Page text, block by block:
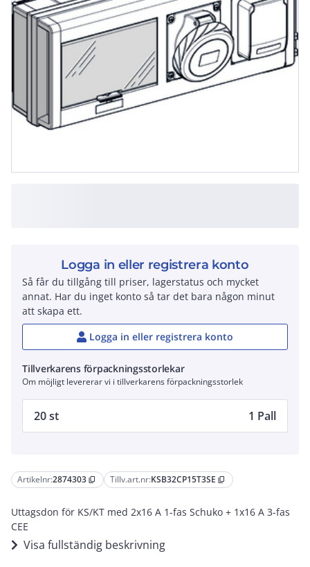
Artikelnr:2874303 content_copy Tillv.art.nr:KSB32CP15T3SE content_copy
Uttagsdon för KS/KT med 2x16 A 1-fas Schuko + 1x16 A 3-fas
CEE
Visa fullständig beskrivning
Logga in eller registrera konto
Så får du tillgång till priser, lagerstatus och mycket
annat. Har du inget konto så tar det bara någon minut
att skapa ett.
Logga in eller registrera konto
Tillverkarens förpackningsstorlekar
Om möjligt levererar vi i tillverkarens förpackningsstorlek
20 st 1 Pall